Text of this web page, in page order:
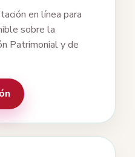
en línea para
sobre la
Patrimonial y de